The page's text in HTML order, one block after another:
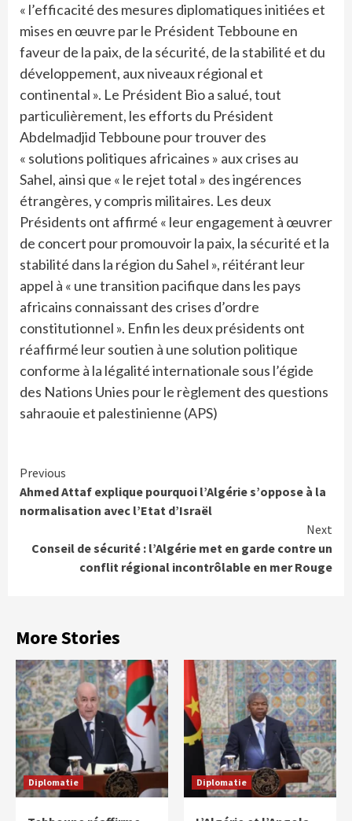
« l’efficacité des mesures diplomatiques initiées et
mises en œuvre par le Président Tebboune en
faveur de la paix, de la sécurité, de la stabilité et du
développement, aux niveaux régional et
continental ». Le Président Bio a salué, tout
particulièrement, les efforts du Président
Abdelmadjid Tebboune pour trouver des
« solutions politiques africaines » aux crises au
Sahel, ainsi que « le rejet total » des ingérences
étrangères, y compris militaires. Les deux
Présidents ont affirmé « leur engagement à œuvrer
de concert pour promouvoir la paix, la sécurité et la
stabilité dans la région du Sahel », réitérant leur
appel à « une transition pacifique dans les pays
africains connaissant des crises d’ordre
constitutionnel ». Enfin les deux présidents ont
réaffirmé leur soutien à une solution politique
conforme à la légalité internationale sous l’égide
des Nations Unies pour le règlement des questions
sahraouie et palestinienne (APS)
Continue
Reading
Previous
Ahmed Attaf explique pourquoi l’Algérie s’oppose à la
normalisation avec l’Etat d’Israël
Next
Conseil de sécurité : l’Algérie met en garde contre un
conflit régional incontrôlable en mer Rouge
More Stories
Diplomatie Diplomatie